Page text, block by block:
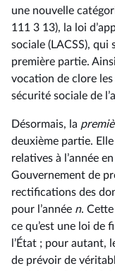
une nouvelle
111 3 13), la loi
sociale (LACSS),
première partie.
vocation de clore
sécurité sociale de
Désormais, la
deuxième partie.
relatives à l’année
Gouvernement de
rectifications des
pour l’année n.
ce qu’est une loi de
l’État ; pour autant,
de prévoir de